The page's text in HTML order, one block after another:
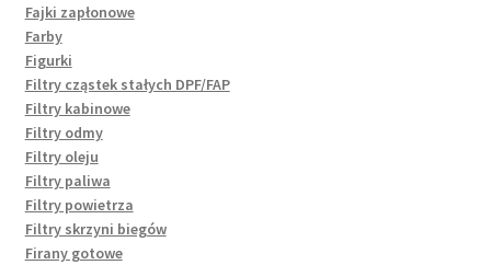
Fajki zapłonowe
Farby
Figurki
Filtry cząstek stałych DPF/FAP
Filtry kabinowe
Filtry odmy
Filtry oleju
Filtry paliwa
Filtry powietrza
Filtry skrzyni biegów
Firany gotowe